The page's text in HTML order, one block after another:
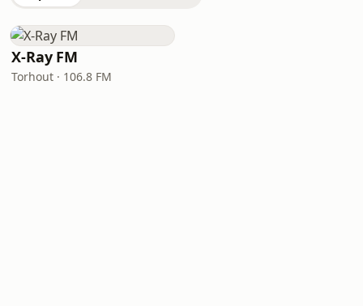
X-Ray FM
Torhout · 106.8 FM